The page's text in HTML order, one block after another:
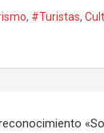
, #Turistas,